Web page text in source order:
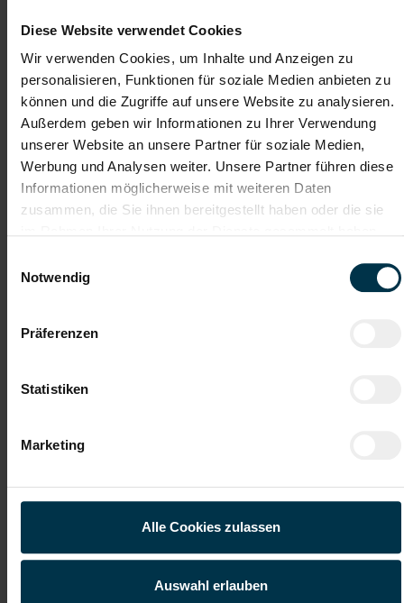
Diese Website verwendet Cookies
Wir verwenden Cookies, um Inhalte und Anzeigen zu
personalisieren, Funktionen für soziale Medien anbieten zu
können und die Zugriffe auf unsere Website zu analysieren.
Außerdem geben wir Informationen zu Ihrer Verwendung
unserer Website an unsere Partner für soziale Medien,
Werbung und Analysen weiter. Unsere Partner führen diese
Informationen möglicherweise mit weiteren Daten
zusammen, die Sie ihnen bereitgestellt haben oder die sie
Notwendig
Präferenzen
Statistiken
Marketing
Alle Cookies zulassen
Auswahl erlauben
des gesamten Bewerbungsprozesses
Präzision, Technik und Teamwork sind genau dein
kennenzulernen – bewirb dich jetzt und starte mit uns
durch!
ab EUR 2.948,85
2-Schicht
Industrie / handwerkliches Gewerbe